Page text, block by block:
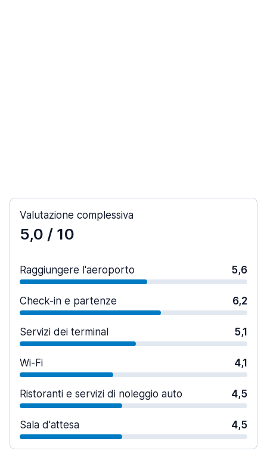
Valutazione complessiva
5,0 / 10
Raggiungere l'aeroporto 5,6
Check-in e partenze 6,2
Servizi dei terminal 5,1
Wi-Fi 4,1
Ristoranti e servizi di noleggio auto 4,5
Sala d'attesa 4,5